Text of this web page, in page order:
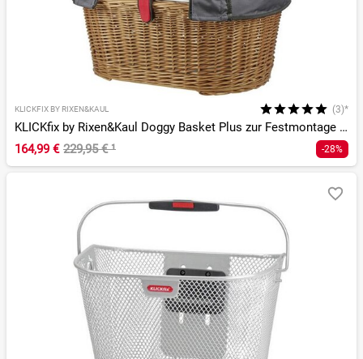
KLICKFIX BY RIXEN&KAUL (3)*
KLICKfix by Rixen&Kaul Doggy Basket Plus zur Festmontage am Gepäckträger + Wetters.
164,99 € 229,95 €¹ -28%